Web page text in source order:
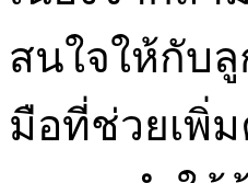
สนใจให้กับลู
มือที่ช่วยเพิ่